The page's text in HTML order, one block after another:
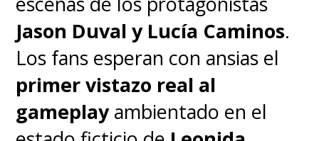
Jason Duval y Lucía Caminos.
Los fans esperan con ansias el
primer vistazo real al
gameplayambientado en el